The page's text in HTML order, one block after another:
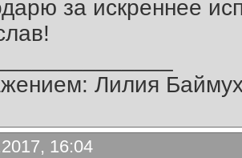
за искреннее
Лилия
16:04